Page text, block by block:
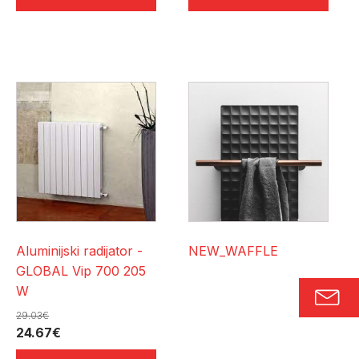
Aluminijski radijator -
GLOBAL Vip 700 205
W
29.03€
Izvorna
cijena
24.67€
cijena
NEW_WAFFLE